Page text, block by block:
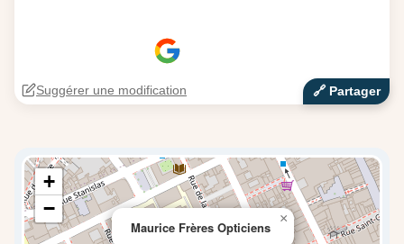
🔗‍️ Partager
Suggérer une modification
Maurice Frères Opticiens
×
+
−